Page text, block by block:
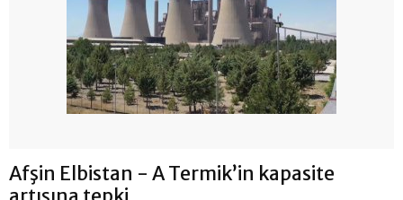
Afşin Elbistan - A Termik’in kapasite